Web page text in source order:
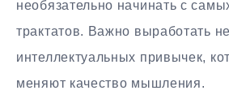
необязательно начинать с
трактатов. Важно выработать
интеллектуальных привычек,
меняют качество мышления.